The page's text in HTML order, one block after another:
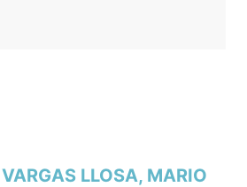
LLOSA, MARIO